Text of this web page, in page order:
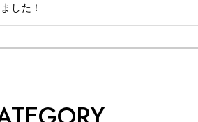
した！
ップの問い合わせも返事がはやくて